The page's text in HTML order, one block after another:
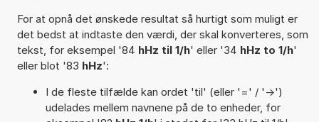
For at opnå det ønskede resultat så hurtigt som muligt er
det bedst at indtaste den værdi, der skal konverteres, som
tekst, for eksempel '84 hHz til 1/h' eller '34 hHz to 1/h'
eller blot '83 hHz':
I de fleste tilfælde kan ordet 'til' (eller '=' / '->')
udelades mellem navnene på de to enheder, for